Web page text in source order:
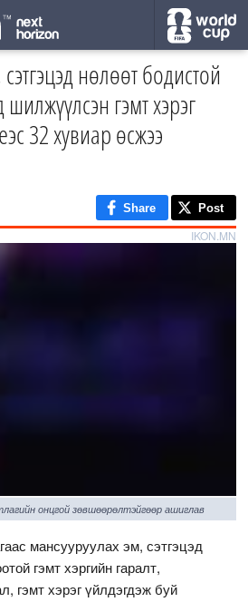
нөлөөт бодистой
гэмт хэрэг
32 хувиар өсжээ
Share Post
IKON.MN
онцгой зөвшөөрөлтэйгөөр ашиглав
мансууруулах эм, сэтгэцэд
гэмт хэргийн гаралт,
гэмт хэрэг үйлдэгдэж буй